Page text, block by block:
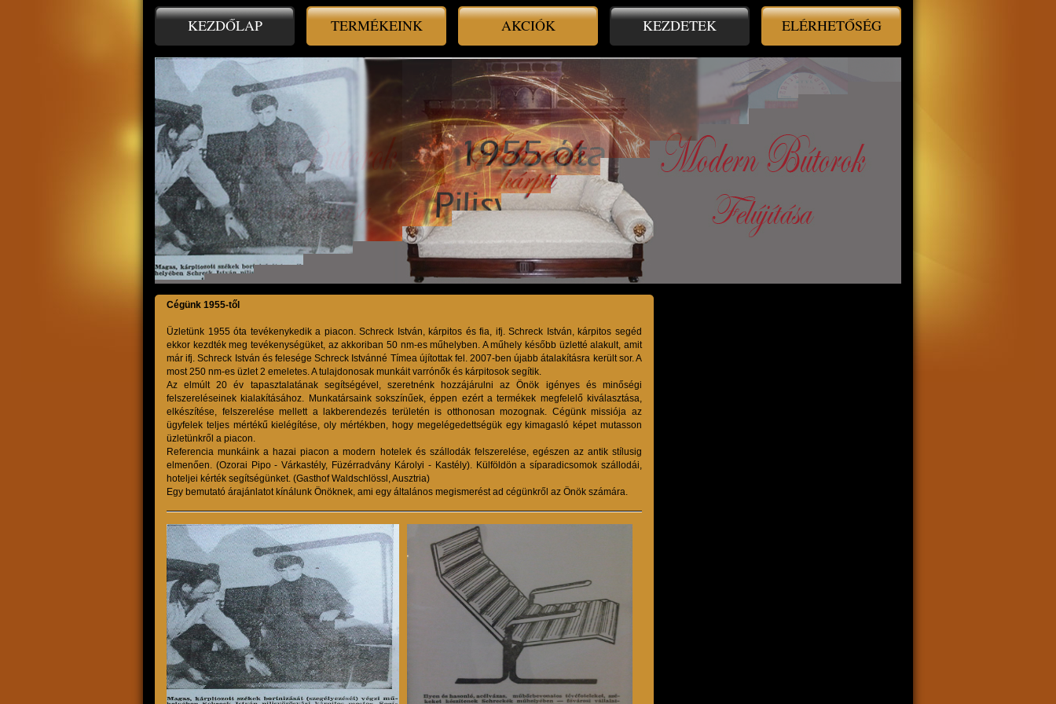
KEZDŐLAP TERMÉKEINK AKCIÓK KEZDETEK ELÉRHETŐSÉG
Cégünk 1955-től
Üzletünk 1955 óta tevékenykedik a piacon. Schreck István, kárpitos és fia, ifj. Schreck István, kárpitos segéd
ekkor kezdték meg tevékenységüket, az akkoriban 50 nm-es műhelyben. A műhely később üzletté alakult, amit
már ifj. Schreck István és felesége Schreck Istvánné Tímea újítottak fel. 2007-ben újabb átalakításra került sor. A
most 250 nm-es üzlet 2 emeletes. A tulajdonosak munkáit varrónők és kárpitosok segítik.
Az elmúlt 20 év tapasztalatának segítségével, szeretnénk hozzájárulni az Önök igényes és minőségi
felszereléseinek kialakításához. Munkatársaink sokszínűek, éppen ezért a termékek megfelelő kiválasztása,
elkészítése, felszerelése mellett a lakberendezés területén is otthonosan mozognak. Cégünk missiója az
ügyfelek teljes mértékű kielégítése, oly mértékben, hogy megelégedettségük egy kimagasló képet mutasson
üzletünkről a piacon.
Referencia munkáink a hazai piacon a modern hotelek és szállodák felszerelése, egészen az antik stílusig
elmenően. (Ozorai Pipo - Várkastély, Füzérradvány Károlyi - Kastély). Külföldön a síparadicsomok szállodái,
hoteljei kérték segítségünket. (Gasthof Waldschlössl, Ausztria)
Egy bemutató árajánlatot kínálunk Önöknek, ami egy általános megismerést ad cégünkről az Önök számára.